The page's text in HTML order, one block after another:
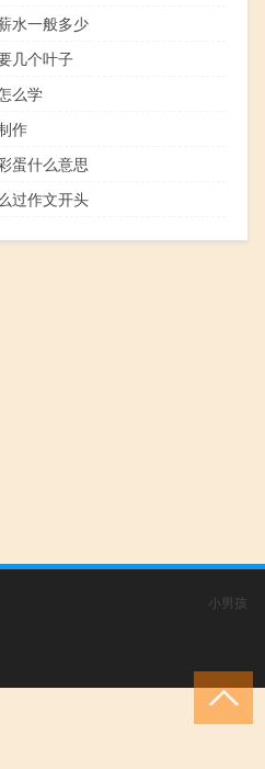
水一般多少
几个叶子
么学
作
蛋什么意思
过作文开头
小男孩